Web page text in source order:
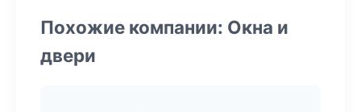
Похожие компании: Окна и
двери